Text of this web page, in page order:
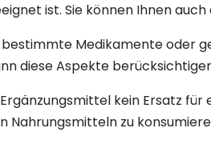
ist. Sie können Ihnen
Medikamente oder
diese Aspekte
kein Ersatz
Nahrungsmitteln zu